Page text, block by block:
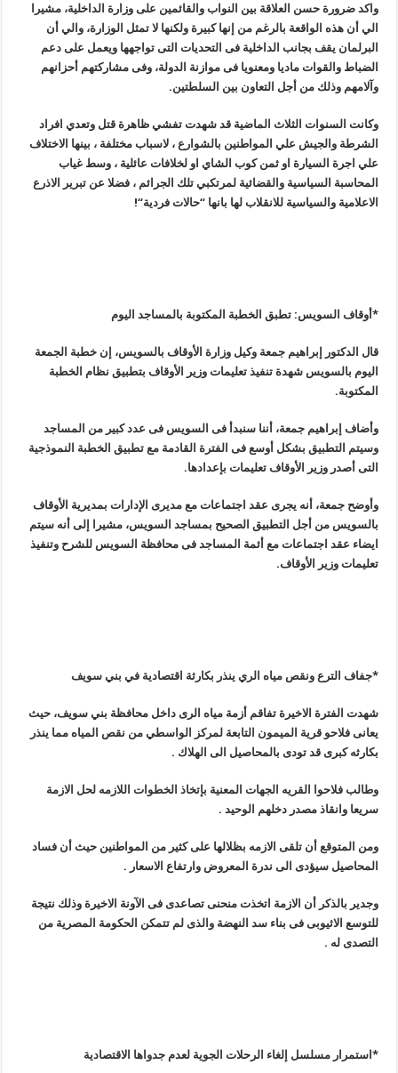
واكد ضرورة حسن العلاقة بين النواب والقائمين على وزارة الداخلية، مشيرا
الي أن هذه الواقعة بالرغم من إنها كبيرة ولكنها لا تمثل الوزارة، والي أن
البرلمان يقف بجانب الداخلية فى التحديات التى تواجهها ويعمل على دعم
الضباط والقوات ماديا ومعنويا فى موازنة الدولة، وفى مشاركتهم أحزانهم
وآلامهم وذلك من أجل التعاون بين السلطتين.
وكانت السنوات الثلاث الماضية قد شهدت تفشي ظاهرة قتل وتعدي افراد
الشرطة والجيش علي المواطنين بالشوارع ، لاسباب مختلفة ، بينها الاختلاف
علي اجرة السيارة او ثمن كوب الشاي او لخلافات عائلية ، وسط غياب
المحاسبة السياسية والقضائية لمرتكبي تلك الجرائم ، فضلا عن تبرير الاذرع
الاعلامية والسياسية للانقلاب لها بانها “حالات فردية“!
*أوقاف السويس: تطبق الخطبة المكتوبة بالمساجد اليوم
قال الدكتور إبراهيم جمعة وكيل وزارة الأوقاف بالسويس، إن خطبة الجمعة
اليوم بالسويس شهدة تنفيذ تعليمات وزير الأوقاف بتطبيق نظام الخطبة
المكتوبة.
وأضاف إبراهيم جمعة، أننا سنبدأ فى السويس فى عدد كبير من المساجد
وسيتم التطبيق بشكل أوسع فى الفترة القادمة مع تطبيق الخطبة النموذجية
التى أصدر وزير الأوقاف تعليمات بإعدادها.
وأوضح جمعة، أنه يجرى عقد اجتماعات مع مديرى الإدارات بمديرية الأوقاف
بالسويس من أجل التطبيق الصحيح بمساجد السويس، مشيرا إلى أنه سيتم
ايضاء عقد اجتماعات مع أئمة المساجد فى محافظة السويس للشرح وتنفيذ
تعليمات وزير الأوقاف.
*جفاف الترع ونقص مياه الري ينذر بكارثة اقتصادية في بني سويف
شهدت الفترة الاخيرة تفاقم أزمة مياه الرى داخل محافظة بني سويف، حيث
يعانى فلاحو قرية الميمون التابعة لمركز الواسطي من نقص المياه مما ينذر
بكارثه كبرى قد تودى بالمحاصيل الى الهلاك .
وطالب فلاحوا القريه الجهات المعنية بإتخاذ الخطوات اللازمه لحل الازمة
سريعا وانقاذ مصدر دخلهم الوحيد .
ومن المتوقع أن تلقى الازمه بظلالها على كثير من المواطنين حيث أن فساد
المحاصيل سيؤدى الى ندرة المعروض وارتفاع الاسعار .
وجدير بالذكر أن الازمة اتخذت منحنى تصاعدى فى الآونة الاخيرة وذلك نتيجة
للتوسع الاثيوبى فى بناء سد النهضة والذى لم تتمكن الحكومة المصرية من
التصدى له .
*استمرار مسلسل إلغاء الرحلات الجوية لعدم جدواها الاقتصادية